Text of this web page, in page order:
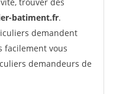
batiment.fr.
demandent
facilement vous
demandeurs de